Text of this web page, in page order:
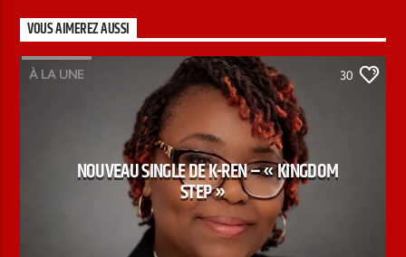
VOUS AIMEREZ AUSSI
À LA UNE 30
NOUVEAU SINGLE DE K-REN – « KINGDOM
STEP »